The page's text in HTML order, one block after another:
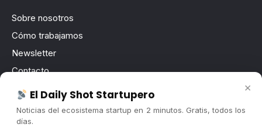
Sobre nosotros
Cómo trabajamos
Newsletter
Contacto
Publicidad
Convocatorias
×
El Daily Shot Startupero
Noticias del ecosistema startup en 2 minutos. Gratis, todos los
días.